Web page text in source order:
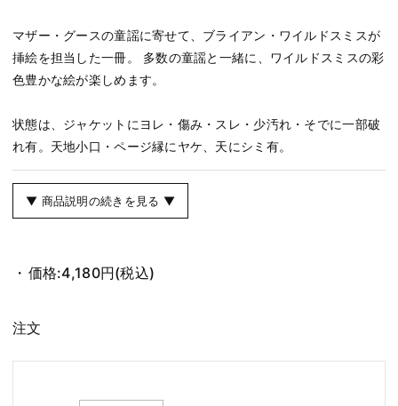
マザー・グースの童謡に寄せて、ブライアン・ワイルドスミスが
挿絵を担当した一冊。 多数の童謡と一緒に、ワイルドスミスの彩
色豊かな絵が楽しめます。
状態は、ジャケットにヨレ・傷み・スレ・少汚れ・そでに一部破
れ有。天地小口・ページ縁にヤケ、天にシミ有。
▼ 商品説明の続きを見る ▼
価格:4,180円(税込)
注文